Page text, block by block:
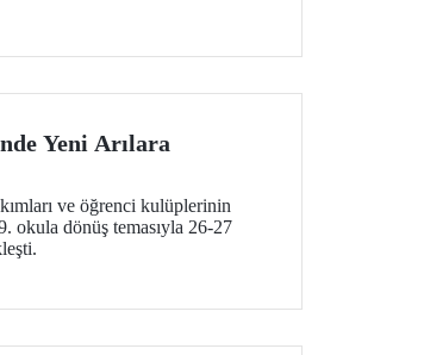
Yeni Arılara
ve öğrenci kulüplerinin
okula dönüş temasıyla 26-27